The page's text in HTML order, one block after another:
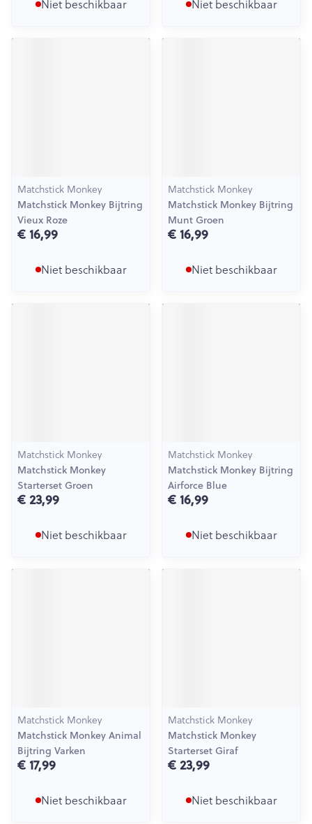
Niet beschikbaar Niet beschikbaar
Matchstick Monkey
Matchstick Monkey Bijtring
Vieux Roze
€ 16,99
Niet beschikbaar
Matchstick Monkey
Matchstick Monkey Bijtring
Munt Groen
€ 16,99
Niet beschikbaar
Matchstick Monkey
Matchstick Monkey
Starterset Groen
€ 23,99
Niet beschikbaar
Matchstick Monkey
Matchstick Monkey Bijtring
Airforce Blue
€ 16,99
Niet beschikbaar
Matchstick Monkey
Matchstick Monkey Animal
Bijtring Varken
€ 17,99
Niet beschikbaar
Matchstick Monkey
Matchstick Monkey
Starterset Giraf
€ 23,99
Niet beschikbaar